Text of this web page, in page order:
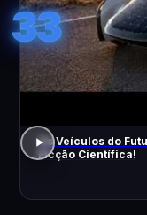
33
Os Veículos do
Ficção Científica!